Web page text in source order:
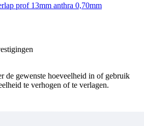
prof 13mm anthra 0,70mm
de gewenste hoeveelheid in of gebruik
te verhogen of te verlagen.